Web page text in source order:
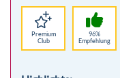
Premium
Club
96%
Empfehlung